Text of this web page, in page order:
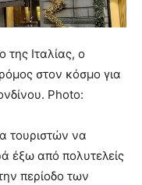
Ιταλίας, ο
στον κόσμο για
Photo:
τουριστών να
έξω από πολυτελείς
περίοδο των